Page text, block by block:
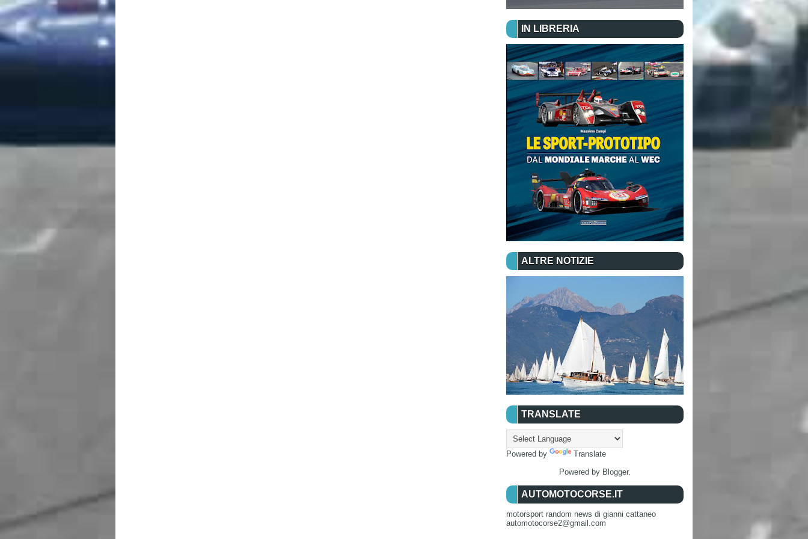
IN LIBRERIA
ALTRE NOTIZIE
TRANSLATE
Powered by
Translate
Powered by Blogger.
AUTOMOTOCORSE.IT
motorsport random news di gianni cattaneo
automotocorse2@gmail.com